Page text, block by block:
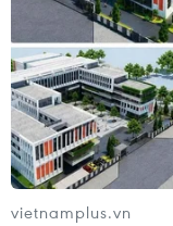
#Đông Ukraine
vietnamplus.vn